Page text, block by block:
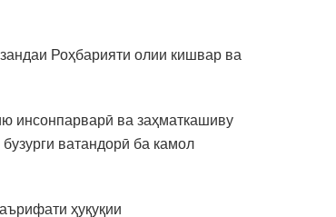
Роҳбарияти олии кишвар ва
инсонпарварӣ ва заҳматкашиву
ватандорӣ ба камол
ҳуқуқии